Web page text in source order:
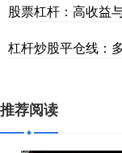
股票杠杆：高收益
杠杆炒股平仓线：
推荐阅读